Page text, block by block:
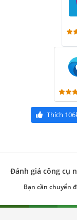
Thích
Đánh giá công cụ
Bạn cần chuyển